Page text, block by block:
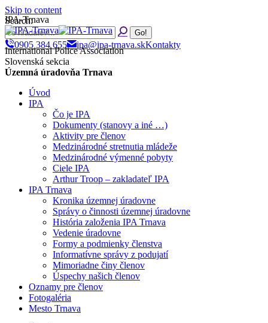
Skip to content
Search:
0905 384 655 ipa@ipa-trnava.skKontakty
IPA-Trnava
International Police Association
Slovenská sekcia
Územná úradovňa Trnava
Úvod
IPA
Čo je IPA
Dokumenty (stanovy a iné …)
Aktivity pre členov
Medzinárodné stretnutia mládeže
Medzinárodné výmenné pobyty
Ciele IPA
Arthur Troop – zakladateľ IPA
IPA Trnava
Kronika územnej úradovne
Správy o činnosti územnej úradovne
História založenia IPA Trnava
Vedenie úradovne
Formy a podmienky členstva
Informatívne správy z podujatí
Mimoriadne činy členov
Úspechy našich členov
Oznamy pre členov
Fotogaléria
Mesto Trnava